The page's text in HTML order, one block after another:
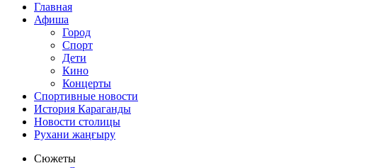
Главная
Афиша
Город
Спорт
Дети
Кино
Концерты
Спортивные новости
История Караганды
Новости столицы
Рухани жаңғыру
Сюжеты